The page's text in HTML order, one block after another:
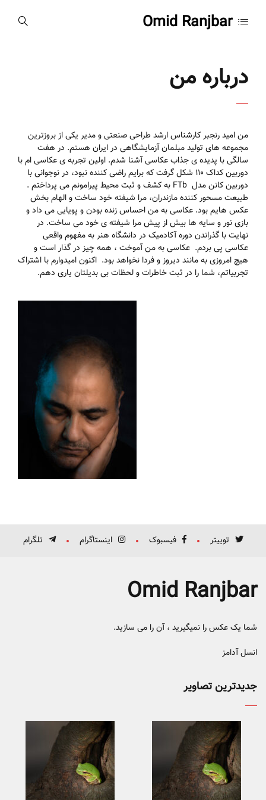
Omid Ranjbar
درباره من
من امید رنجبر کارشناس ارشد طراحی صنعتی و مدیر یکی از بروزترین
مجموعه های تولید مبلمان آزمایشگاهی در ایران هستم. در هفت
سالگی با پدیده ی جذاب عکاسی آشنا شدم. اولین تجربه ی عکاسی ام با
دوربین کداک 110 شکل گرفت که برایم راضی کننده نبود، در نوجوانی با
دوربین کانن مدل FTb به کشف و ثبت محیط پیرامونم می پرداختم .
طبیعت مسحور کننده مازندران، مرا شیفته خود ساخت و الهام بخش
عکس هایم بود. عکاسی به من احساس زنده بودن و پویایی می داد و
بازی نور و سایه ها بیش از پیش مرا شیفته ی خود می ساخت. در
نهایت با گذراندن دوره آکادمیک در دانشگاه هنر به مفهوم واقعی
عکاسی پی بردم. عکاسی به من آموخت ، همه چیز در گذار است و
هیچ امروزی به مانند دیروز و فردا نخواهد بود. اکنون امیدوارم با اشتراک
تجربیاتم، شما را در ثبت خاطرات و لحظات بی بدیلتان یاری دهم.
توییتر فیسبوک اینستاگرام تلگرام
Omid Ranjbar
شما یک عکس را نمیگیرید ، آن را می سازید.
انسل آدامز
جدیدترین تصاویر